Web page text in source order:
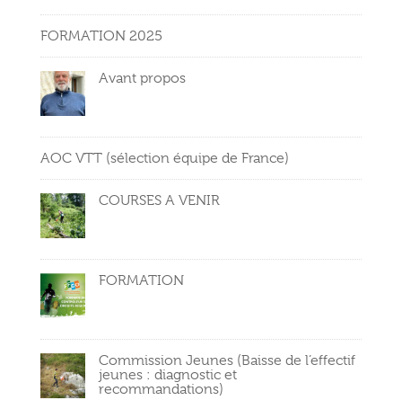
FORMATION 2025
Avant propos
AOC VTT (sélection équipe de France)
COURSES A VENIR
FORMATION
Commission Jeunes (Baisse de l’effectif
jeunes : diagnostic et
recommandations)